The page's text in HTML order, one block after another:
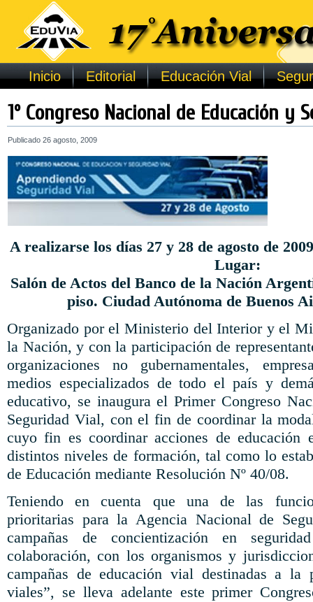
Inicio Editorial Educación Vial
1º Congreso Nacional de Educación y
Publicado 26 agosto, 2009
A realizarse los días 27 y 28 de agosto de
Lugar:
Salón de Actos del Banco de la Nación
piso. Ciudad Autónoma de Buenos
Organizado por el Ministerio del Interior y el
la Nación, y con la participaciónde
organizaciones no gubernamentales,
medios especializados de todo el país y
educativo, se inaugura el Primer Congreso
Seguridad Vial, con el fin de coordinar la
cuyo fin es coordinar acciones de educación
distintos niveles de formación, tal como lo
de Educación mediante Resolución Nº 40/08.
Teniendo en cuenta que una de las
prioritarias para la Agencia Nacional de
campañas de concientización en
colaboración, con los organismos y
campañas de educación vial destinadas a la
viales”, se lleva adelante este primer